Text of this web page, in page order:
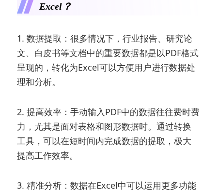
Excel？
1. 数据提取：很多情况下，行业报告、研究论
文、白皮书等文档中的重要数据都是以PDF格式
呈现的，转化为Excel可以方便用户进行数据处
理和分析。
2. 提高效率：手动输入PDF中的数据往往费时费
力，尤其是面对表格和图形数据时。通过转换
工具，可以在短时间内完成数据的提取，极大
提高工作效率。
3. 精准分析：数据在Excel中可以运用更多功能